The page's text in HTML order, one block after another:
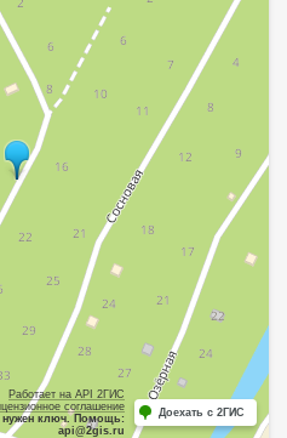
Работает на API 2ГИС
соглашение
нужен ключ. Помощь:
api@2gis.ru
Доехать с 2ГИС